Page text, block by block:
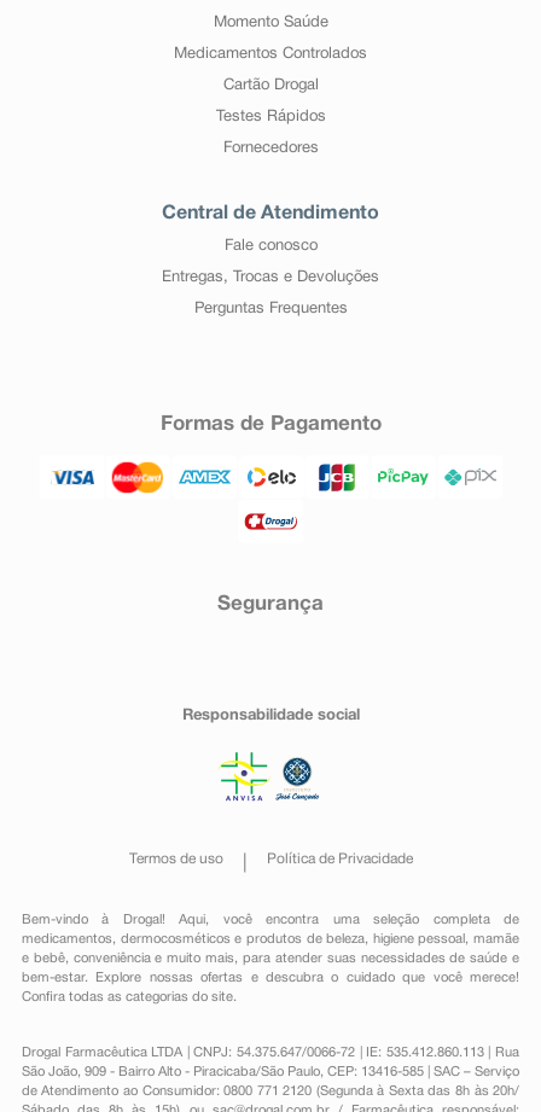
Momento Saúde
Medicamentos Controlados
Cartão Drogal
Testes Rápidos
Fornecedores
Central de Atendimento
Fale conosco
Entregas, Trocas e Devoluções
Perguntas Frequentes
Formas de Pagamento
Segurança
Responsabilidade social
Termos de uso Política de Privacidade
Bem-vindo à Drogal! Aqui, você encontra uma seleção completa de
medicamentos , dermocosméticos e produtos de beleza, higiene pessoal ,mamãe
e bebê, conveniênciae muito mais, para atender suas necessidades de saúde e
bem-estar. Explore nossas ofertas e descubra o cuidado que você merece!
Confira todas as categorias do site.
Drogal Farmacêutica LTDA | CNPJ: 54.375.647/0066-72 | IE: 535.412.860.113 | Rua
São João, 909 - Bairro Alto - Piracicaba/São Paulo, CEP: 13416-585 | SAC – Serviço
de Atendimento ao Consumidor: 0800 771 2120 (Segunda à Sexta das 8h às 20h/